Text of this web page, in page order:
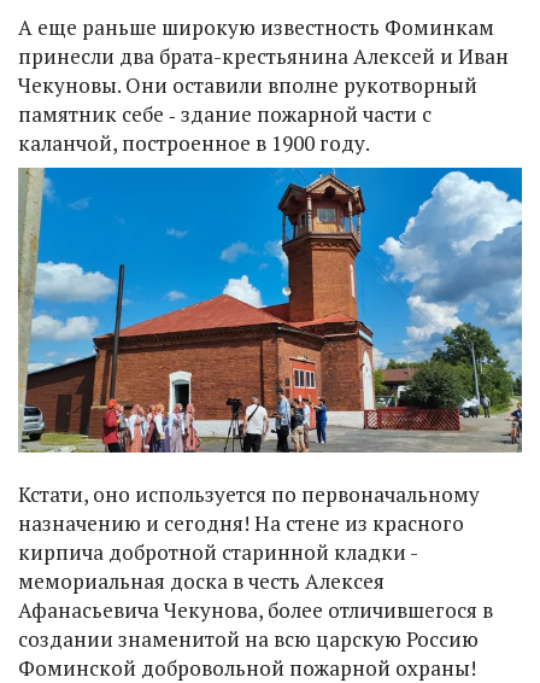
А еще раньше широкую известность Фоминкам
принесли два брата-крестьянина Алексей и Иван
Чекуновы. Они оставили вполне рукотворный
памятник себе ‑ здание пожарной части с
каланчой, построенное в 1900 году.
Кстати, оно используется по первоначальному
назначению и сегодня! На стене из красного
кирпича добротной старинной кладки -
мемориальная доска в честь Алексея
Афанасьевича Чекунова, более отличившегося в
создании знаменитой на всю царскую Россию
Фоминской добровольной пожарной охраны!